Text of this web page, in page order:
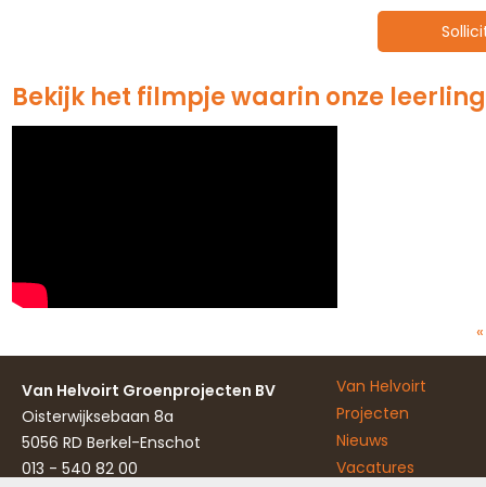
Bekijk het filmpje waarin onze
Van Helvoirt Groenprojecten BV
Oisterwijksebaan 8a
5056 RD Berkel-Enschot
013 - 540 82 00
Van Helvoirt
Projecten
Nieuws
Vacatures